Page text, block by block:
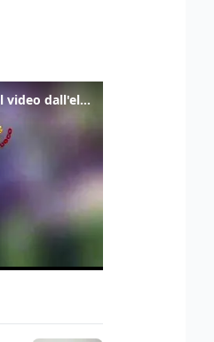
Frana lambisce le case di Auronzo, il video dall'elicottero dei vigili del fuoco